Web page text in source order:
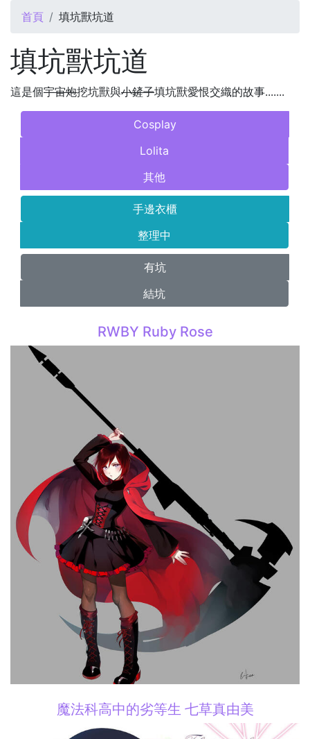
您在這裡
首頁 填坑獸坑道
填坑獸坑道
這是個宇宙炮挖坑獸與小鏟子填坑獸愛恨交織的故事.......
Cosplay
Lolita
其他
手邊衣櫃
整理中
有坑
結坑
RWBY Ruby Rose
魔法科高中的劣等生 七草真由美